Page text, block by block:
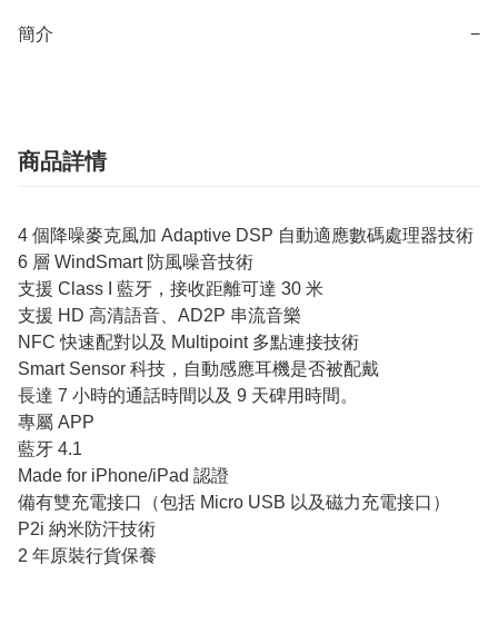
簡介 −
商品詳情
4 個降噪麥克風加 Adaptive DSP 自動適應數碼處理器技術
6 層 WindSmart 防風噪音技術
支援 Class I 藍牙，接收距離可達 30 米
支援 HD 高清語音、AD2P 串流音樂
NFC 快速配對以及 Multipoint 多點連接技術
Smart Sensor 科技，自動感應耳機是否被配戴
長達 7 小時的通話時間以及 9 天碑用時間。
專屬 APP
藍牙 4.1
Made for iPhone/iPad 認證
備有雙充電接口（包括 Micro USB 以及磁力充電接口）
P2i 納米防汗技術
2 年原裝行貨保養